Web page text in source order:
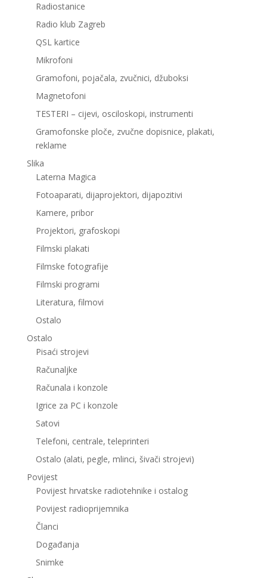
Radiostanice
Radio klub Zagreb
QSL kartice
Mikrofoni
Gramofoni, pojačala, zvučnici, džuboksi
Magnetofoni
TESTERI – cijevi, osciloskopi, instrumenti
Gramofonske ploče, zvučne dopisnice, plakati,
reklame
Slika
Laterna Magica
Fotoaparati, dijaprojektori, dijapozitivi
Kamere, pribor
Projektori, grafoskopi
Filmski plakati
Filmske fotografije
Filmski programi
Literatura, filmovi
Ostalo
Ostalo
Pisaći strojevi
Računaljke
Računala i konzole
Igrice za PC i konzole
Satovi
Telefoni, centrale, teleprinteri
Ostalo (alati, pegle, mlinci, šivači strojevi)
Povijest
Povijest hrvatske radiotehnike i ostalog
Povijest radioprijemnika
Članci
Događanja
Snimke